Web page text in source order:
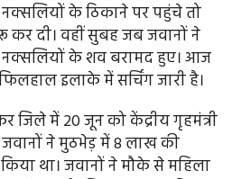
के ठिकाने पर पहुंचे तो
कर दी। वहीं सुबह जब जवानों ने
के शव बरामद हुए। आज
इलाके में सर्चिंग जारी है।
में 20 जून को केंद्रीय गृहमंत्री
ने मुठभेड़ में 8 लाख की
था। जवानों ने मौके से महिला